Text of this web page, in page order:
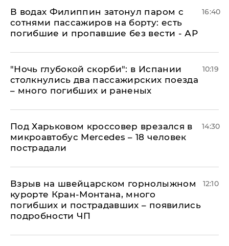
В водах Филиппин затонул паром с
сотнями пассажиров на борту: есть
погибшие и пропавшие без вести - АР
16:40
"Ночь глубокой скорби": в Испании
столкнулись два пассажирских поезда
– много погибших и раненых
10:19
Под Харьковом кроссовер врезался в
микроавтобус Mercedes – 18 человек
пострадали
14:30
Взрыв на швейцарском горнолыжном
курорте Кран-Монтана, много
погибших и пострадавших – появились
подробности ЧП
12:10